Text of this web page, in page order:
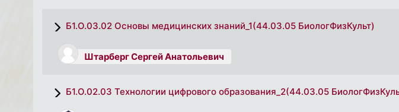
Б1.О.03.02 Основы медицинских знаний_1(44.03.05 БиологФизКульт)
Штарберг Сергей Анатольевич
Б1.О.02.03 Технологии цифрового образования_2(44.03.05